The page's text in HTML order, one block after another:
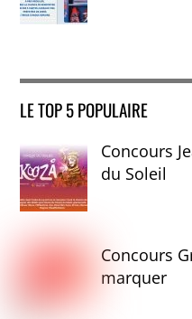
LE TOP 5 POPULAIRE
Concours
du Soleil
Concours
marquer